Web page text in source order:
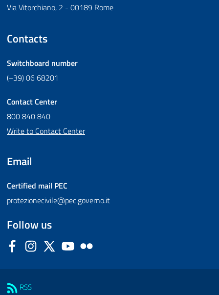
Via Vitorchiano, 2 - 00189 Rome
Contacts
Switchboard number
(+39) 06 68201
Contact Center
800 840 840
Write to Contact Center
Email
Certified mail PEC
protezionecivile@pec.governo.it
Follow us
FacebookInstagram
Twitter YouTube
RSS